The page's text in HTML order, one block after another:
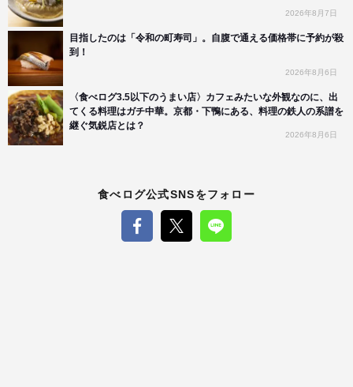
2026年8月7日
目指したのは「令和の町寿司」。自腹で通える価格帯に予約が殺
到！
2026年8月6日
〈食べログ3.5以下のうまい店〉カフェみたいな外観なのに、出
てくる料理はガチ中華。京都・下鴨にある、料理の鉄人の系譜を
継ぐ気鋭店とは？
2026年8月6日
食べログ公式SNSをフォロー